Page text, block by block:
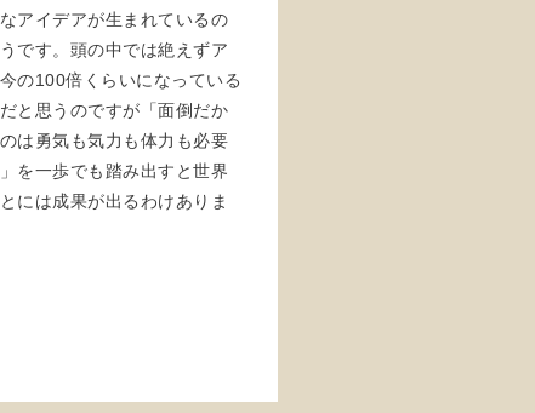
アイデアが生まれているの
です。頭の中では絶えずア
の100倍くらいになっている
と思うのですが「面倒だか
は勇気も気力も体力も必要
を一歩でも踏み出すと世界
には成果が出るわけありま